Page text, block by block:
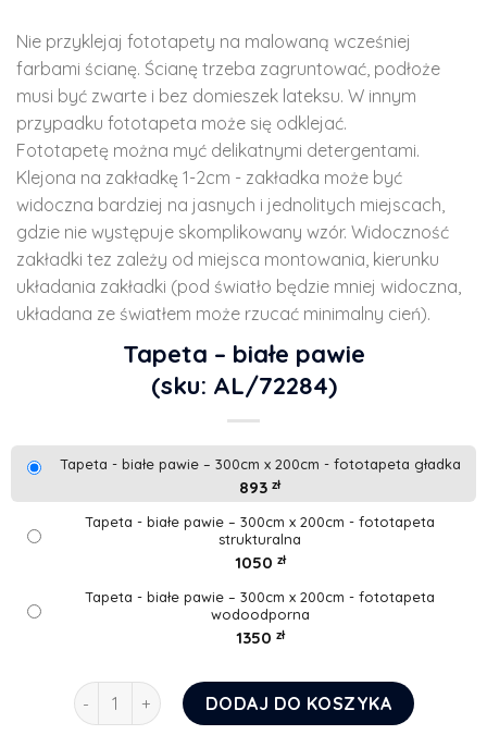
Nie przyklejaj fototapety na malowaną wcześniej
farbami ścianę. Ścianę trzeba zagruntować, podłoże
musi być zwarte i bez domieszek lateksu. W innym
przypadku fototapeta może się odklejać.
Fototapetę można myć delikatnymi detergentami.
Klejona na zakładkę 1-2cm - zakładka może być
widoczna bardziej na jasnych i jednolitych miejscach,
gdzie nie występuje skomplikowany wzór. Widoczność
zakładki tez zależy od miejsca montowania, kierunku
układania zakładki (pod światło będzie mniej widoczna,
układana ze światłem może rzucać minimalny cień).
Tapeta – białe pawie
(sku: AL/72284)
Tapeta - białe pawie – 300cm x 200cm - fototapeta gładka
893 zł
Tapeta - białe pawie – 300cm x 200cm - fototapeta
strukturalna
1050 zł
Tapeta - białe pawie – 300cm x 200cm - fototapeta
wodoodporna
1350 zł
ilość Tapeta - białe pawieDODAJ DO KOSZYKA